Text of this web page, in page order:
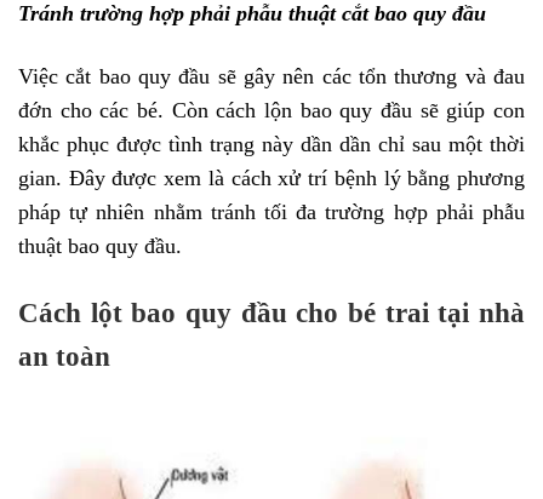
Tránh trường hợp phải phẫu thuật cắt bao quy đầu
Việc cắt bao quy đầu sẽ gây nên các tổn thương và đau
đớn cho các bé. Còn cách lộn bao quy đầu sẽ giúp con
khắc phục được tình trạng này dần dần chỉ sau một thời
gian. Đây được xem là cách xử trí bệnh lý bằng phương
pháp tự nhiên nhằm tránh tối đa trường hợp phải phẫu
thuật bao quy đầu.
Cách lột bao quy đầu cho bé trai tại nhà
an toàn